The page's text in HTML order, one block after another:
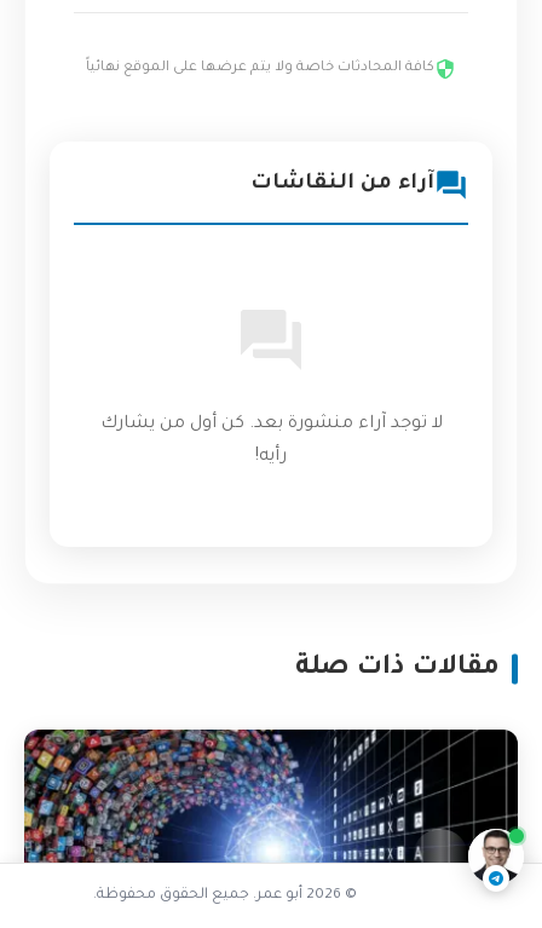
كافة المحادثات خاصة ولا يتم عرضها على الموقع نهائياً
آراء من النقاشات
لا توجد آراء منشورة بعد. كن أول من يشارك
رأيه!
مقالات ذات صلة
هل واجهت فوضى بصرية مماثلة
ناقشنا على تليجرام @AbuOmarTech_bot
© 2026 أبو عمر. جميع الحقوق محفوظة.